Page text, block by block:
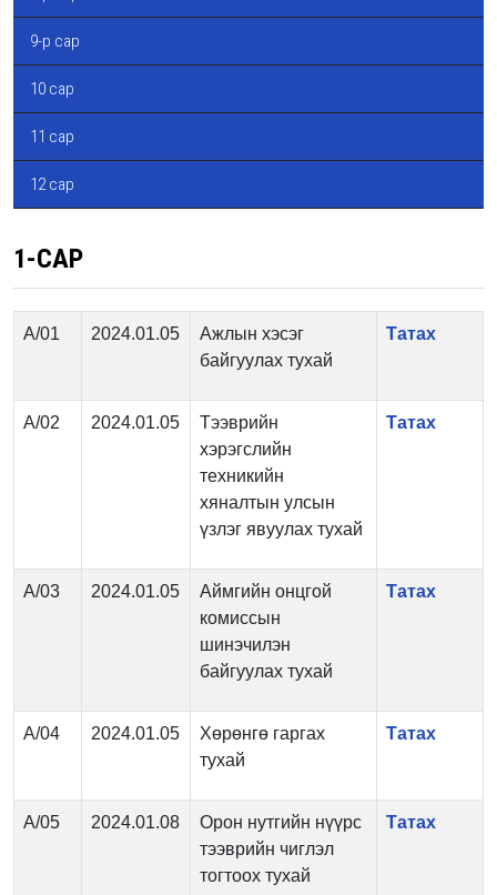
9-р сар
10 сар
11 сар
12 сар
1-САР
А/01 2024.01.05
Ажлын хэсэг
байгуулах тухай
Татах
А/02 2024.01.05
Тээврийн
хэрэгслийн
техникийн
хяналтын улсын
үзлэг явуулах тухай
Татах
А/03 2024.01.05
Аймгийн онцгой
комиссын
шинэчилэн
байгуулах тухай
Татах
А/04 2024.01.05
Хөрөнгө гаргах
тухай
Татах
А/05 2024.01.08
Орон нутгийн нүүрс
тээврийн чиглэл
тогтоох тухай
Татах